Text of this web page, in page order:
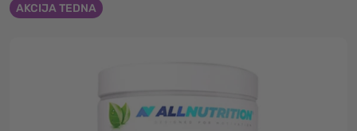
AKCIJA TEDNA